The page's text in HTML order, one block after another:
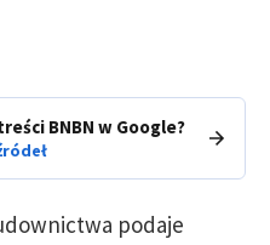
BNBN w Google?
podaje